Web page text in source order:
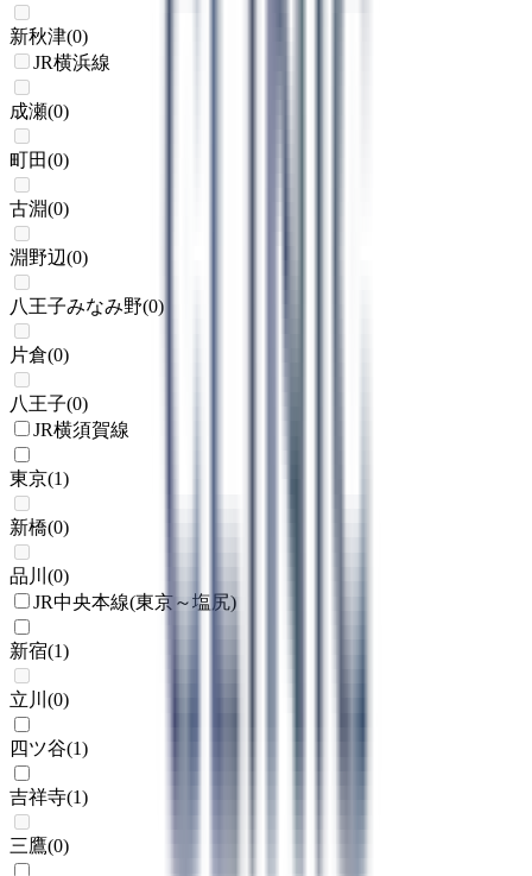
新秋津(0)
JR横浜線
成瀬(0)
町田(0)
古淵(0)
淵野辺(0)
八王子みなみ野(0)
片倉(0)
八王子(0)
JR横須賀線
東京(1)
新橋(0)
品川 (0)
JR中央本線(東京～塩尻)
新宿(1)
立川 (0)
四ツ谷(1)
吉祥寺(1)
三鷹(0)